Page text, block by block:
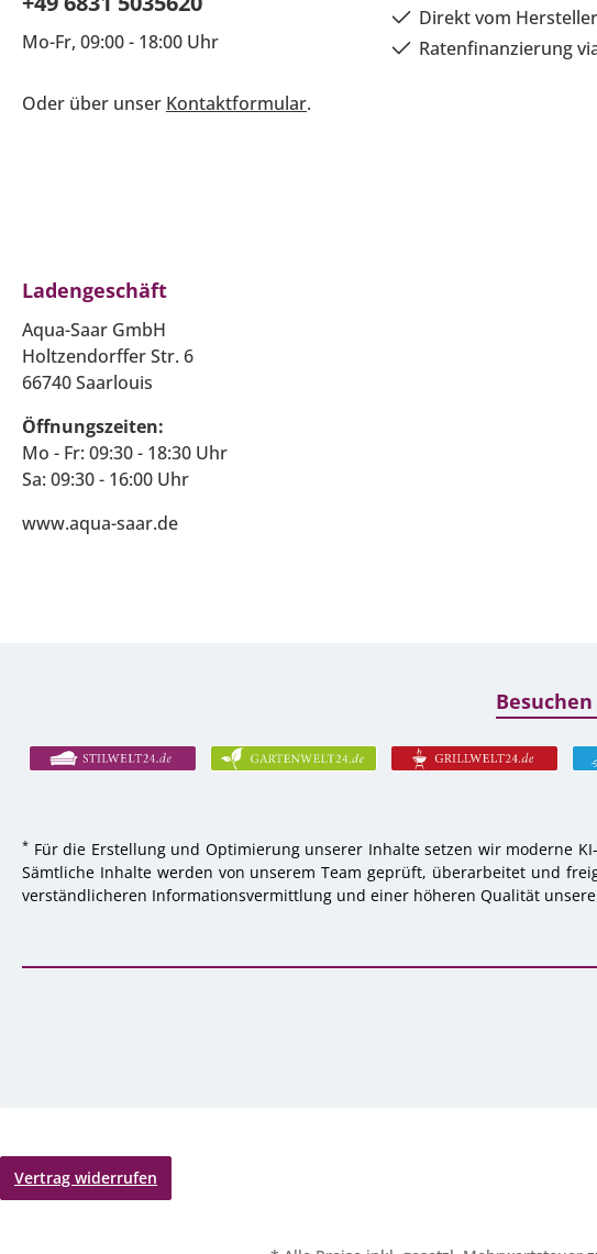
Mo-Fr, 09:00 - 18:00 Uhr
Oder über unser Kontaktformular.
Direkt vom Hersteller
Ratenfinanzierung
Ladengeschäft
Aqua-Saar GmbH
Holtzendorffer Str. 6
66740 Saarlouis
Öffnungszeiten:
Mo - Fr: 09:30 - 18:30 Uhr
Sa: 09:30 - 16:00 Uhr
www.aqua-saar.de
* Für die Erstellung und Optimierung unserer Inhalte setzen wir moderne
Sämtliche Inhalte werden von unserem Team geprüft, überarbeitet und
verständlicheren Informationsvermittlung und einer höheren Qualität
Vertrag widerrufen